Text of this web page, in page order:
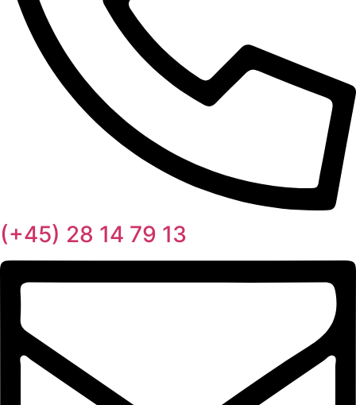
(+45) 28 14 79 13